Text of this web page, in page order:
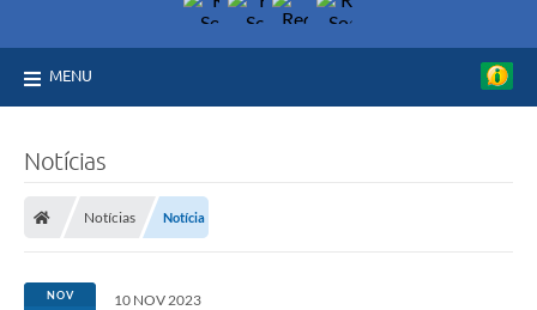
MENU
Notícias
Notícias Notícia
NOV 10 NOV 2023